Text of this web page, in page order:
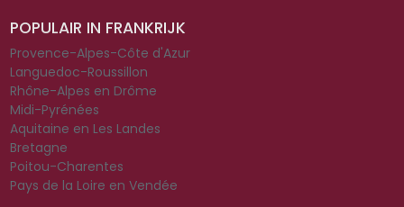
POPULAIR IN FRANKRIJK
Provence-Alpes-Côte d'Azur
Languedoc-Roussillon
Rhône-Alpes en Drôme
Midi-Pyrénées
Aquitaine en Les Landes
Bretagne
Poitou-Charentes
Pays de la Loire en Vendée